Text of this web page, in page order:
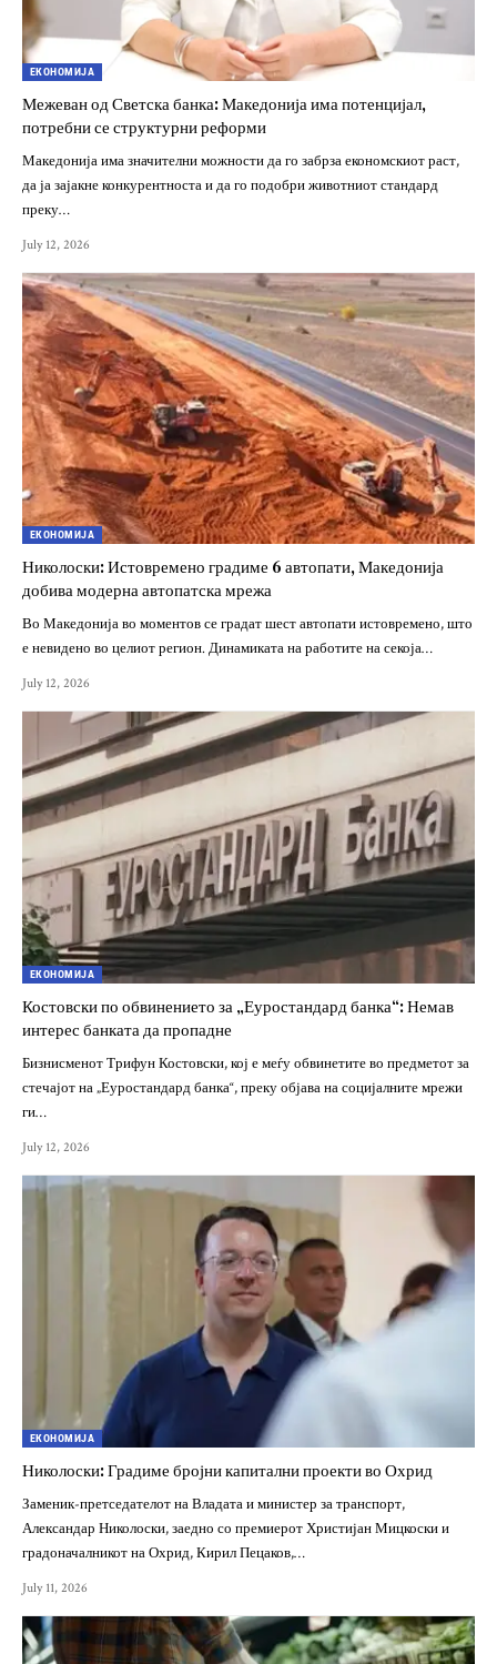
ЕКОНОМИЈА
Межеван од Светска банка: Македонија има потенцијал,
потребни се структурни реформи
Македонија има значителни можности да го забрза економскиот раст,
да ја зајакне конкурентноста и да го подобри животниот стандард
преку…
July 12, 2026
ЕКОНОМИЈА
Николоски: Истовремено градиме 6 автопати, Македонија
добива модерна автопатска мрежа
Во Македонија во моментов се градат шест автопати истовремено, што
е невидено во целиот регион. Динамиката на работите на секоја…
July 12, 2026
ЕКОНОМИЈА
Костовски по обвинението за „Еуростандард банка“: Немав
интерес банката да пропадне
Бизнисменот Трифун Костовски, кој е меѓу обвинетите во предметот за
стечајот на „Еуростандард банка“, преку објава на социјалните мрежи
ги…
July 12, 2026
ЕКОНОМИЈА
Николоски: Градиме бројни капитални проекти во Охрид
Заменик-претседателот на Владата и министер за транспорт,
Александар Николоски, заедно со премиерот Христијан Мицкоски и
градоначалникот на Охрид, Кирил Пецаков,…
July 11, 2026